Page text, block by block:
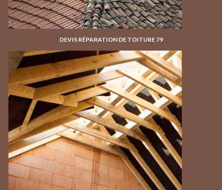
DEVIS RÉPARATION DE TOITURE 79